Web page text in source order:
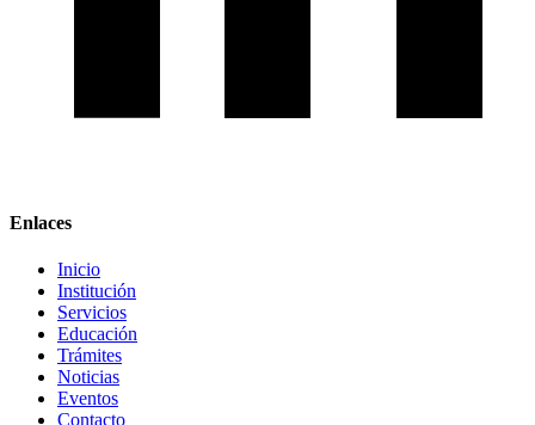
Enlaces
Inicio
Institución
Servicios
Educación
Trámites
Noticias
Eventos
Contacto